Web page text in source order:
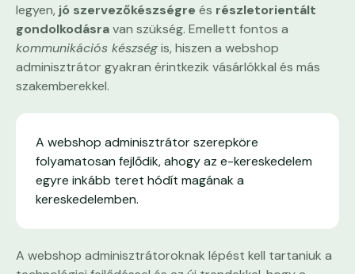
legyen, jó szervezőkészségre és részletorientált
gondolkodásravan szükség. Emellett fontos a
kommunikációs készségis, hiszen a webshop
adminisztrátor gyakran érintkezik vásárlókkal és más
szakemberekkel.
A webshop adminisztrátor szerepköre
folyamatosan fejlődik, ahogy az e-kereskedelem
egyre inkább teret hódít magának a
kereskedelemben.
A webshop adminisztrátoroknak lépést kell tartaniuk a